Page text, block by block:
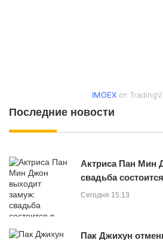
IMOEX от
Последние новости
Актриса Пан Мин
свадьба
Сегодня 15:13
Пак Джихун